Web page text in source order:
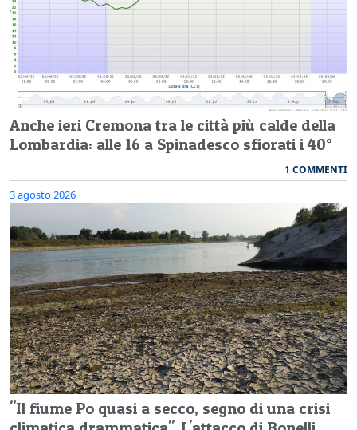
Anche ieri Cremona tra le città più calde della
Lombardia: alle 16 a Spinadesco sfiorati i 40°
1 COMMENTI
3 agosto 2026
"Il fiume Po quasi a secco, segno di una crisi